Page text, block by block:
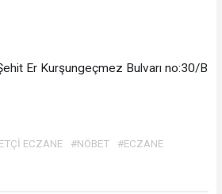
Er Kurşungeçmez Bulvarı no:30/B
ECZANE #NÖBET #ECZANE